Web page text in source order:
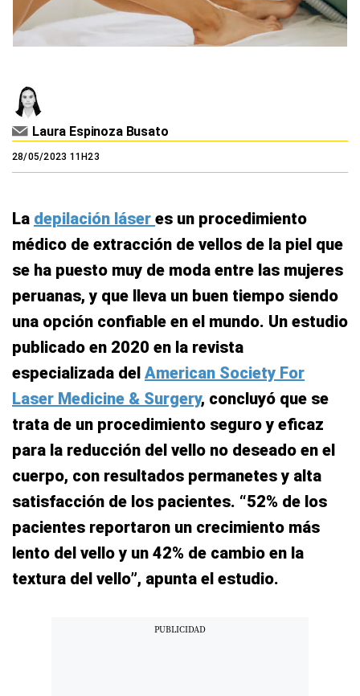
Laura Espinoza Busato
28/05/2023 11H23
La depilación láser es un procedimiento
médico de extracción de vellos de la piel que
se ha puesto muy de moda entre las mujeres
peruanas, y que lleva un buen tiempo siendo
una opción confiable en el mundo. Un estudio
publicado en 2020 en la revista
especializada del American Society For
Laser Medicine & Surgery, concluyó que se
trata de un procedimiento seguro y eficaz
para la reducción del vello no deseado en el
cuerpo, con resultados permanetes y alta
satisfacción de los pacientes. “52% de los
pacientes reportaron un crecimiento más
lento del vello y un 42% de cambio en la
textura del vello”, apunta el estudio.